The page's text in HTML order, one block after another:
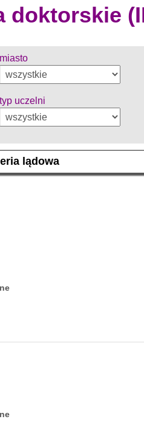
doktorskie
miasto
typ uczelni